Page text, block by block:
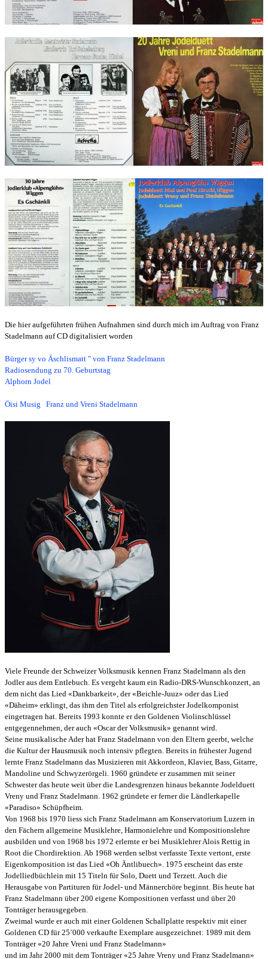
Die hier aufgeführten frühen Aufnahmen sind durch mich im Auftrag von Franz
Stadelmann auf CD digitalisiert worden
Bürger sy vo Äschlismatt " von Franz Stadelmann
Radiosendung zu 70. Geburtstag
Alphorn Jodel
Öisi Musig Franz und Vreni Stadelmann
Viele Freunde der Schweizer Volksmusik kennen Franz Stadelmann als den
Jodler aus dem Entlebuch. Es vergeht kaum ein Radio-DRS-Wunschkonzert, an
dem nicht das Lied «Dankbarkeit», der «Beichle-Juuz» oder das Lied
«Däheim» erklingt, das ihm den Titel als erfolgreichster Jodelkomponist
eingetragen hat. Bereits 1993 konnte er den Goldenen Violinschlüssel
entgegennehmen, der auch «Oscar der Volksmusik» genannt wird.
Seine musikalische Ader hat Franz Stadelmann von den Eltern geerbt, welche
die Kultur der Hausmusik noch intensiv pflegten. Bereits in frühester Jugend
lernte Franz Stadelmann das Musizieren mit Akkordeon, Klavier, Bass, Gitarre,
Mandoline und Schwyzerörgeli. 1960 gründete er zusammen mit seiner
Schwester das heute weit über die Landesgrenzen hinaus bekannte Jodelduett
Vreny und Franz Stadelmann. 1962 gründete er ferner die Ländlerkapelle
«Paradiso» Schüpfheim.
Von 1968 bis 1970 liess sich Franz Stadelmann am Konservatorium Luzern in
den Fächern allgemeine Musiklehre, Harmonielehre und Kompositionslehre
ausbilden und von 1968 bis 1972 erlernte er bei Musiklehrer Alois Rettig in
Root die Chordirektion. Ab 1968 werden selbst verfasste Texte vertont, erste
Eigenkomposition ist das Lied «Oh Äntlibuech». 1975 erscheint das erste
Jodelliedbüchlein mit 15 Titeln für Solo, Duett und Terzett. Auch die
Herausgabe von Partituren für Jodel- und Männerchöre beginnt. Bis heute hat
Franz Stadelmann über 200 eigene Kompositionen verfasst und über 20
Tonträger herausgegeben.
Zweimal wurde er auch mit einer Goldenen Schallplatte respektiv mit einer
Goldenen CD für 25`000 verkaufte Exemplare ausgezeichnet: 1989 mit dem
Tonträger «20 Jahre Vreni und Franz Stadelmann»
und im Jahr 2000 mit dem Tonträger «25 Jahre Vreny und Franz Stadelmann»